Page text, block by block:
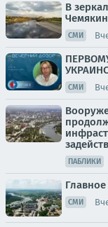
В
СМИ
СМИ
ПАБЛИКИ
СМИ